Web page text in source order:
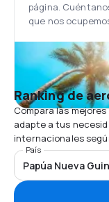
página.
que nos
Ranking de
Compara las
adapte a tus
internacionales
País
Papúa Nueva